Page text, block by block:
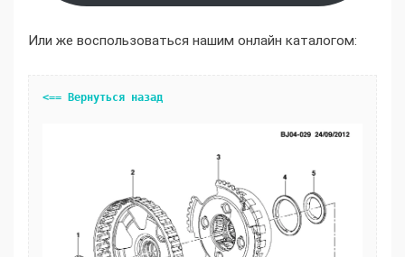
Или же воспользоваться нашим онлайн каталогом:
<== Вернуться назад